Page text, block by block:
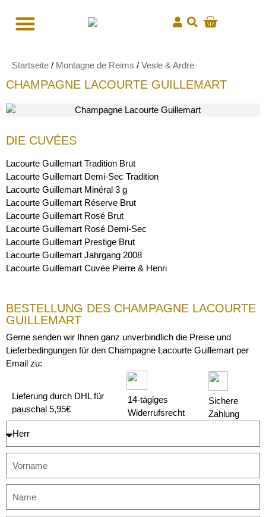
Startseite / Montagne de Reims / Vesle & Ardre
CHAMPAGNE LACOURTE GUILLEMART
DIE CUVÉES
Lacourte Guillemart Tradition Brut
Lacourte Guillemart Demi-Sec Tradition
Lacourte Guillemart Minéral 3 g
Lacourte Guillemart Réserve Brut
Lacourte Guillemart Rosé Brut
Lacourte Guillemart Rosé Demi-Sec
Lacourte Guillemart Prestige Brut
Lacourte Guillemart Jahrgang 2008
Lacourte Guillemart Cuvée Pierre & Henri
BESTELLUNG DES CHAMPAGNE LACOURTE
GUILLEMART
Gerne senden wir Ihnen ganz unverbindlich die Preise und
Lieferbedingungen für den Champagne Lacourte Guillemart per
Email zu:
Lieferung durch DHL für
pauschal 5,95€
14-tägiges
Widerrufsrecht
Sichere
Zahlung